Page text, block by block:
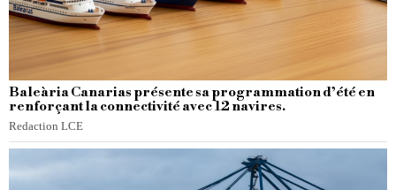
Baleària Canarias présente sa programmation d’été en
renforçant la connectivité avec 12 navires.
Redaction LCE